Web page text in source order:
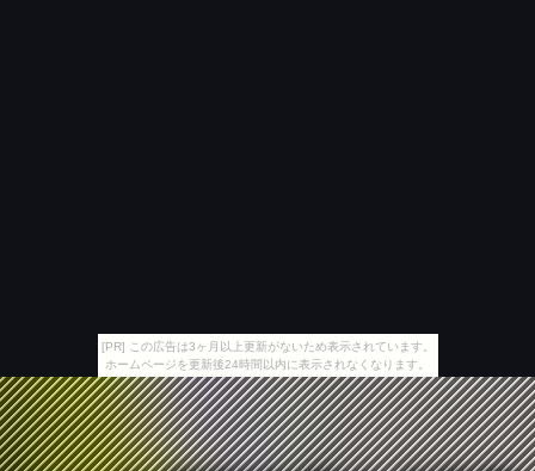
[PR] この広告は3ヶ月以上更新がないため表示されています。
ホームページを更新後24時間以内に表示されなくなります。